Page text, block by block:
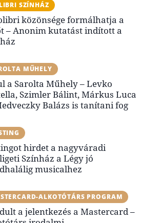
SZÍNHÁZ
közönsége formálhatja a
– Anonim kutatást indított a
MŰHELY
a Sarolta Műhely – Levko
Szimler Bálint, Márkus Luca
Balázs is tanítani fog
hirdet a nagyváradi
Színház a Légy jó
musicalhez
ALKOTÓTÁRS PROGRAM
a jelentkezés a Mastercard –